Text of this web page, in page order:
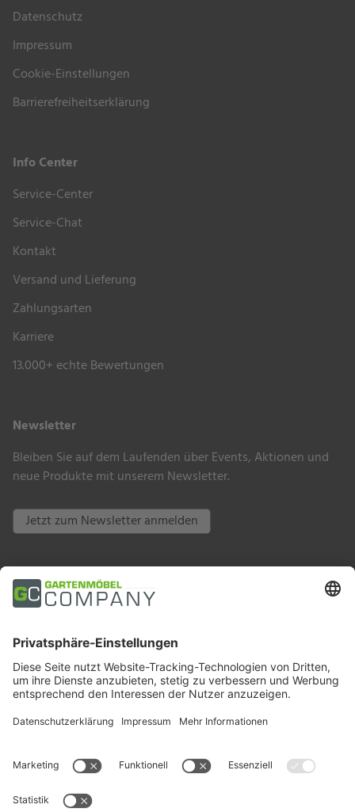
Datenschutz
Impressum
Cookie-Einstellungen
Barrierefreiheitserklärung
Info Center
Service-Center
Service-Chat
Kontakt
Versand und Lieferung
Zahlungsarten
Karriere
13.000+ echte Bewertungen
Newsletter
Bleiben Sie auf dem Laufenden über Events, Aktionen und
neue Produkte mit unserem Newsletter.
Jetzt zum Newsletter anmelden
Zahlungsarten
Soziale Medien